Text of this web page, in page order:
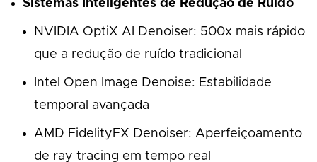
Sistemas Inteligentes de Redução de Ruído
NVIDIA OptiX AI Denoiser: 500x mais rápido
que a redução de ruído tradicional
Intel Open Image Denoise: Estabilidade
temporal avançada
AMD FidelityFX Denoiser: Aperfeiçoamento
de ray tracing em tempo real